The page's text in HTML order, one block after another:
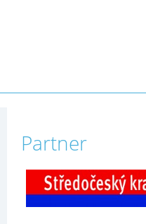
Partner